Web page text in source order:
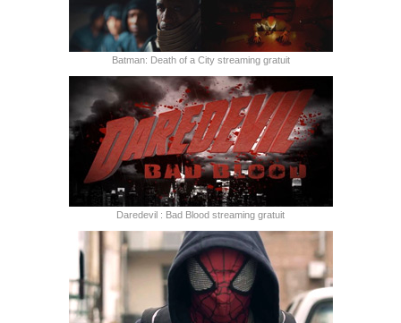
Batman: Death of a City streaming gratuit
Daredevil : Bad Blood streaming gratuit